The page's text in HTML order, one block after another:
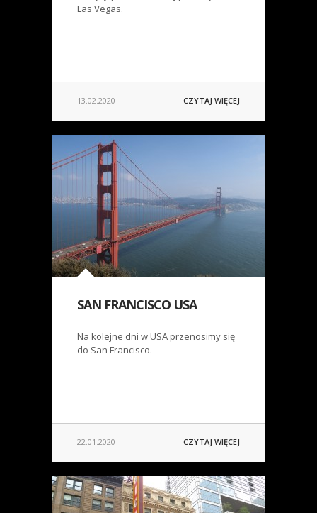
Las Vegas.
13.02.2020 CZYTAJ WIĘCEJ
SAN FRANCISCO USA
Na kolejne dni w USA przenosimy się
do San Francisco.
22.01.2020 CZYTAJ WIĘCEJ